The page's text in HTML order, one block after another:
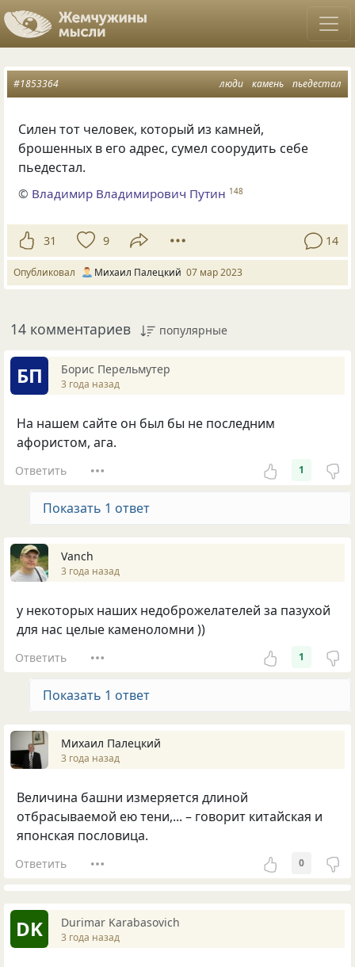
люди камень пьедестал
#1853364
Силен тот человек, который из камней,
брошенных в его адрес, сумел соорудить себе
пьедестал.
© Владимир Владимирович Путин 148
31 9 14
Опубликовал Михаил Палецкий 07 мар 2023
14 комментариев популярные
БП Борис Перельмутер
3 года назад
На нашем сайте он был бы не последним
афористом, ага.
Ответить 1
Показать 1 ответ
Vanch
3 года назад
у некоторых наших недоброжелателей за пазухой
для нас целые каменоломни ))
Ответить 1
Показать 1 ответ
Михаил Палецкий
3 года назад
Величина башни измеряется длиной
отбрасываемой ею тени,... – говорит китайская и
японская пословица.
Ответить 0
DK Durimar Karabasovich
3 года назад